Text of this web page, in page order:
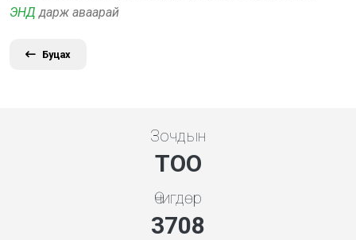
ЭНД дарж аваарай
Буцах
Зочдын
ТОО
Өчигдөр
3994